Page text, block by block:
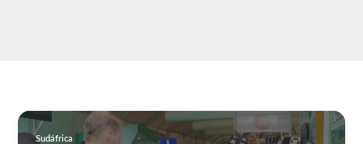
Sudáfrica